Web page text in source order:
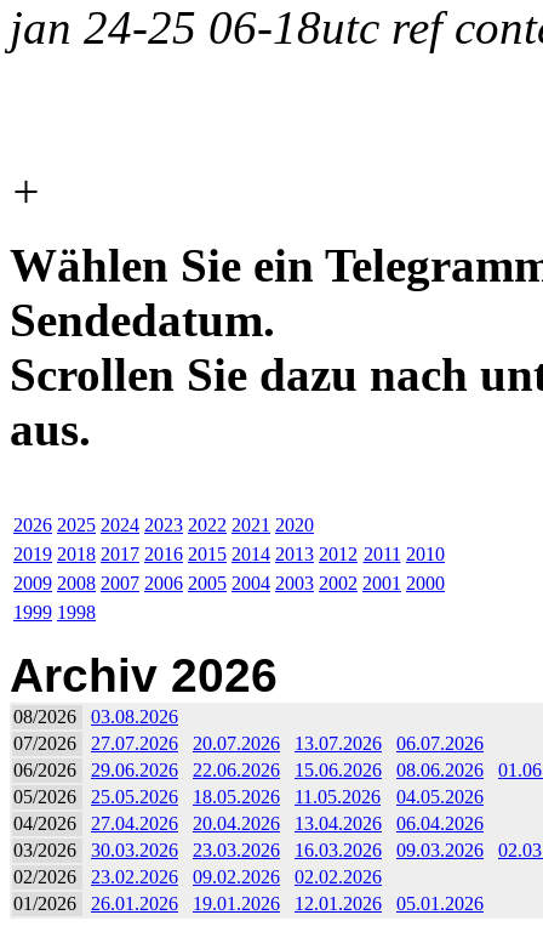
jan 24-25 06-18utc ref
+
Wählen Sie ein
Sendedatum.
Scrollen Sie dazu nach
aus.
2026 2025 2024 2023 2022 2021 2020
2019 2018 2017 2016 2015 2014 2013 2012 2011 2010
2009 2008 2007 2006 2005 2004 2003 2002 2001 2000
1999 1998
Archiv 2026
08/2026
03.08.2026
07/2026
27.07.2026 20.07.2026 13.07.2026
06.07.2026
06/2026
29.06.2026 22.06.2026 15.06.2026 08.06.2026
05/2026
25.05.2026 18.05.2026 11.05.2026
04.05.2026
04/2026
27.04.2026 20.04.2026 13.04.2026
06.04.2026
03/2026
30.03.2026 23.03.2026 16.03.2026 09.03.2026
02/2026
23.02.2026 09.02.2026
02.02.2026
01/2026
26.01.2026 19.01.2026 12.01.2026 05.01.2026